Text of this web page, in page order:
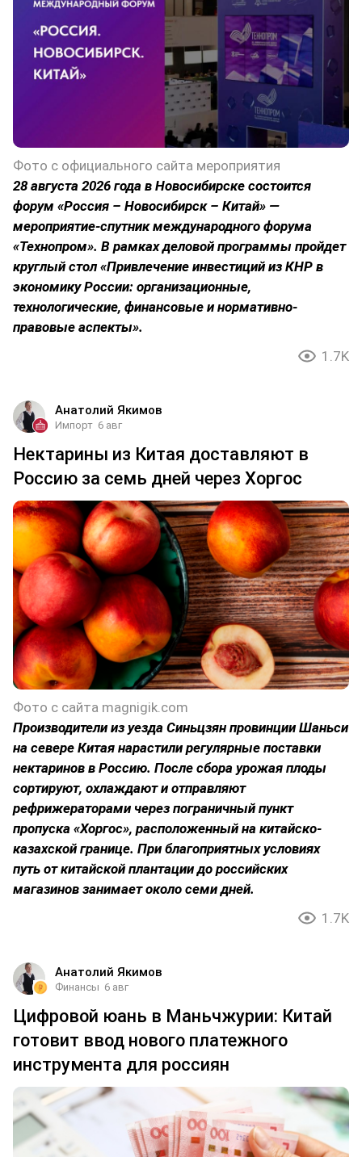
Фото с официального сайта мероприятия
28 августа 2026 года в Новосибирске состоится
форум «Россия – Новосибирск – Китай» —
мероприятие-спутник международного форума
«Технопром». В рамках деловой программы пройдет
круглый стол «Привлечение инвестиций из КНР в
экономику России: организационные,
технологические, финансовые и нормативно-
правовые аспекты».
1.7K
Анатолий Якимов
Импорт 6 авг
Нектарины из Китая доставляют в
Россию за семь дней через Хоргос
Фото с сайта magnigik.com
Производители из уезда Синьцзян провинции Шаньси
на севере Китая нарастили регулярные поставки
нектаринов в Россию. После сбора урожая плоды
сортируют, охлаждают и отправляют
рефрижераторами через пограничный пункт
пропуска «Хоргос», расположенный на китайско-
казахской границе. При благоприятных условиях
путь от китайской плантации до российских
магазинов занимает около семи дней.
1.7K
Анатолий Якимов
Финансы 6 авг
Цифровой юань в Маньчжурии: Китай
готовит ввод нового платежного
инструмента для россиян